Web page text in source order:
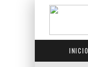
INICIO